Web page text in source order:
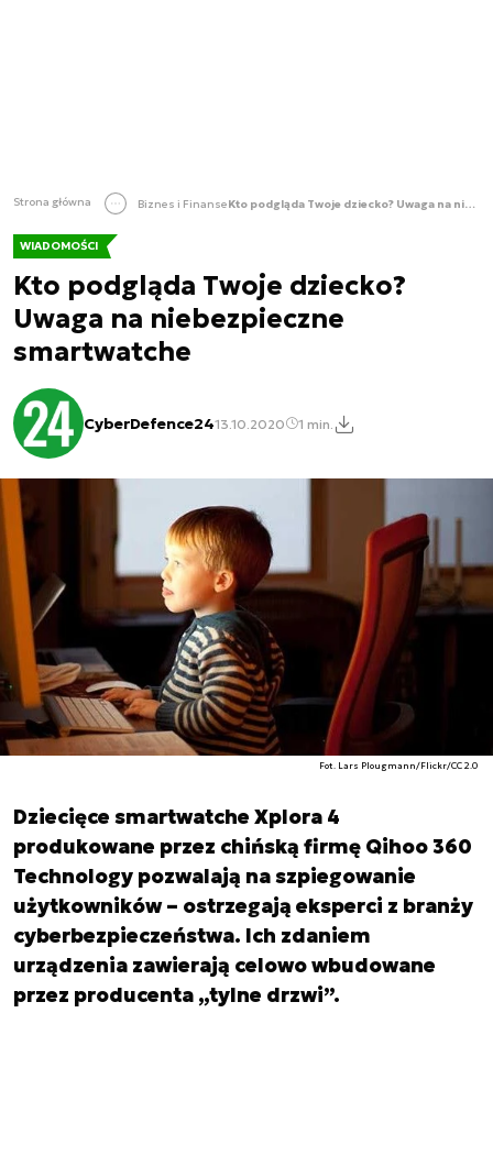
Strona główna Biznes i Finanse Kto podgląda Twoje dziecko? Uwaga na niebezpieczne smartwatche
WIADOMOŚCI
Kto podgląda Twoje dziecko?
Uwaga na niebezpieczne
smartwatche
CyberDefence2413.10.2020 1 min.
Fot. Lars Plougmann/Flickr/CC 2.0
Dziecięce smartwatche Xplora 4
produkowane przez chińską firmę Qihoo 360
Technology pozwalają na szpiegowanie
użytkowników – ostrzegają eksperci z branży
cyberbezpieczeństwa. Ich zdaniem
urządzenia zawierają celowo wbudowane
przez producenta „tylne drzwi”.